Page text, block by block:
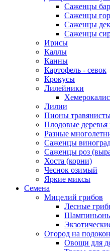
Саженцы
Саженцы
Саженцы
Саженцы
Ирисы
Каллы
Канны
Картофель - севок
Крокусы
Лилейники
Лилии
Пионы
Плодовые деревья
Разные
Саженцы
Саженцы роз
Хоста (корни)
Чеснок озимый
Яркие миксы
Семена
Мицелий грибов
Лесные
Огород на
Овощи для